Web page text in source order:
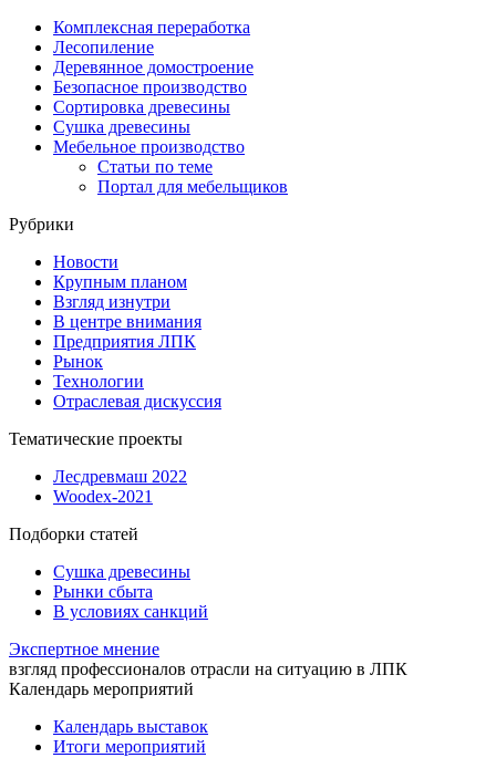
Комплексная переработка
Лесопиление
Деревянное домостроение
Безопасное производство
Сортировка древесины
Сушка древесины
Мебельное производство
Статьи по теме
Портал для мебельщиков
Рубрики
Новости
Крупным планом
Взгляд изнутри
В центре внимания
Предприятия ЛПК
Рынок
Технологии
Отраслевая дискуссия
Тематические проекты
Лесдревмаш 2022
Woodex-2021
Подборки статей
Сушка древесины
Рынки сбыта
В условиях санкций
Экспертное мнение
взгляд профессионалов отрасли на ситуацию в ЛПК
Календарь мероприятий
Календарь выставок
Итоги мероприятий